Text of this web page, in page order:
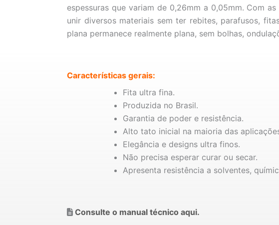
espessuras que variam de 0,26mm a 0,05mm. Com
unir diversos materiais sem ter rebites, parafusos,
plana permanece realmente plana, sem bolhas,
Características gerais:
Fita ultra fina.
Produzida no Brasil.
Garantia de poder e resistência.
Alto tato inicial na maioria das
Elegância e designs ultra finos.
Não precisa esperar curar ou secar.
Apresenta resistência a solventes,
Consulte o manual técnico aqui.